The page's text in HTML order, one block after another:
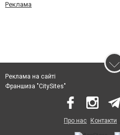
Реклама
Реклама на сайті
Франшиза "CitySites"
Про нас Контакти